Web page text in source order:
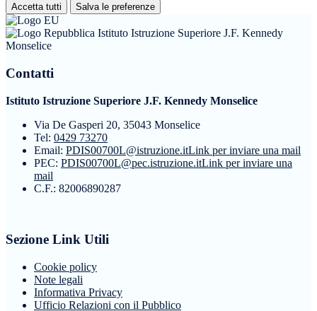
Accetta tutti Salva le preferenze
Istituto Istruzione Superiore J.F. Kennedy
Monselice
Contatti
Istituto Istruzione Superiore J.F. Kennedy Monselice
Via De Gasperi 20, 35043 Monselice
Tel: 0429 73270
Email: PDIS00700L@istruzione.itLink per inviare una mail
PEC: PDIS00700L@pec.istruzione.itLink per inviare una
mail
C.F.: 82006890287
Sezione Link Utili
Cookie policy
Note legali
Informativa Privacy
Ufficio Relazioni con il Pubblico